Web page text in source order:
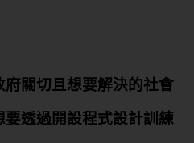
關切且想要解決的社會
要透過開設程式設計訓練